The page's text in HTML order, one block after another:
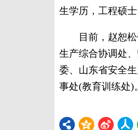
生学历，工程硕士
目前，赵恕松
生产综合协调处
委、山东省安全
事处(教育训练处)